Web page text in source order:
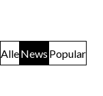
AlleNews Popular